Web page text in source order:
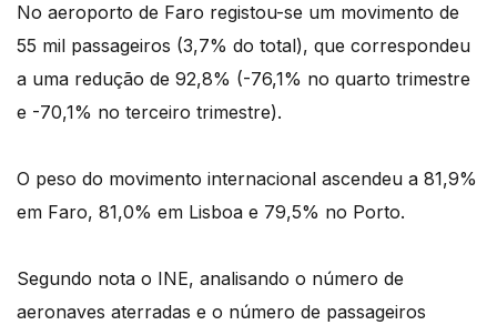
No aeroporto de Faro registou-se um movimento de
55 mil passageiros (3,7% do total), que correspondeu
a uma redução de 92,8% (-76,1% no quarto trimestre
e -70,1% no terceiro trimestre).
O peso do movimento internacional ascendeu a 81,9%
em Faro, 81,0% em Lisboa e 79,5% no Porto.
Segundo nota o INE, analisando o número de
aeronaves aterradas e o número de passageiros